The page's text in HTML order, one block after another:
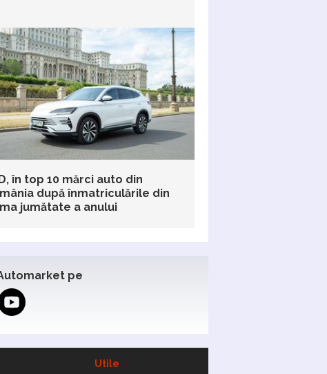
în top 10 mărci auto din
după înmatriculările din
jumătate a anului
pe
Utile